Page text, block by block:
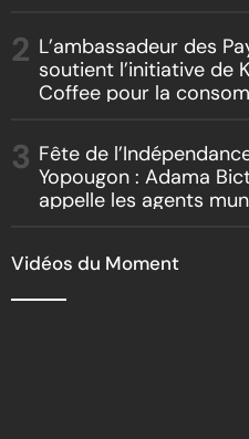
« Boss vs Boss »
L’ambassadeur des
soutient l’initiative de
Coffee pour la
reboisement
Fête de
Yopougon : Adama
appelle les agents
Vidéos du Moment